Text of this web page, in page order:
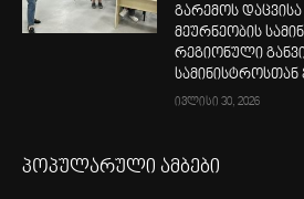
გარემოს
მეურნეობის
რეგიონული
ივლისი 30, 2026
პოპულარული ამბები